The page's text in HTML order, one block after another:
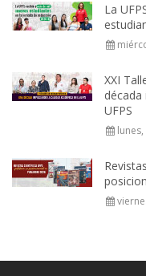
La
XXI
década
UFPS